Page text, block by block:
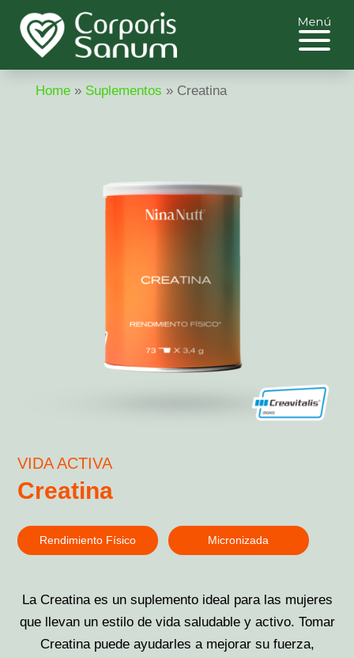
Home» Suplementos » Creatina
VIDA ACTIVA
Creatina
Rendimiento Físico Micronizada
La Creatina es un suplemento ideal para las mujeres
que llevan un estilo de vida saludable y activo. Tomar
Creatina puede ayudarles a mejorar su fuerza,